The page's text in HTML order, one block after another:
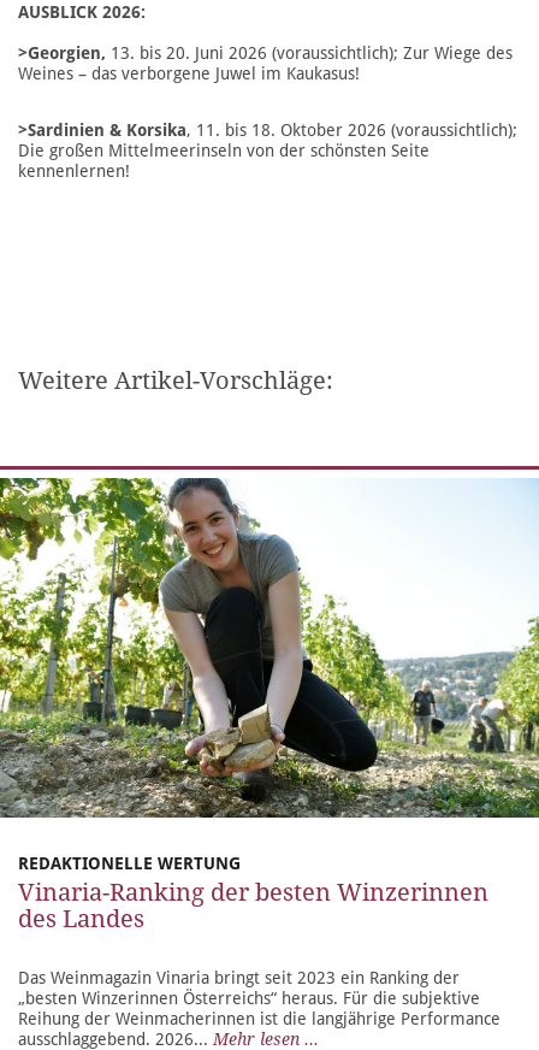
AUSBLICK 2026:
>Georgien, 13. bis 20. Juni 2026 (voraussichtlich); Zur Wiege des
Weines – das verborgene Juwel im Kaukasus!
>Sardinien & Korsika, 11. bis 18. Oktober 2026 (voraussichtlich);
Die großen Mittelmeerinseln von der schönsten Seite
kennenlernen!
Weitere Artikel-Vorschläge:
REDAKTIONELLE WERTUNG
Vinaria-Ranking der besten Winzerinnen
des Landes
Das Weinmagazin Vinaria bringt seit 2023 ein Ranking der
„besten Winzerinnen Österreichs“ heraus. Für die subjektive
Reihung der Weinmacherinnen ist die langjährige Performance
ausschlaggebend. 2026... Mehr lesen ...